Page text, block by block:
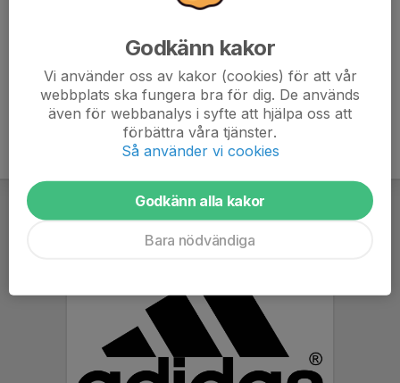
Obs! Det är viktigt att svara på kallelsen även om man
Godkänn kakor
Vi använder oss av kakor (cookies) för att vår
webbplats ska fungera bra för dig. De används
även för webbanalys i syfte att hjälpa oss att
förbättra våra tjänster.
Så använder vi cookies
Godkänn alla kakor
Bara nödvändiga